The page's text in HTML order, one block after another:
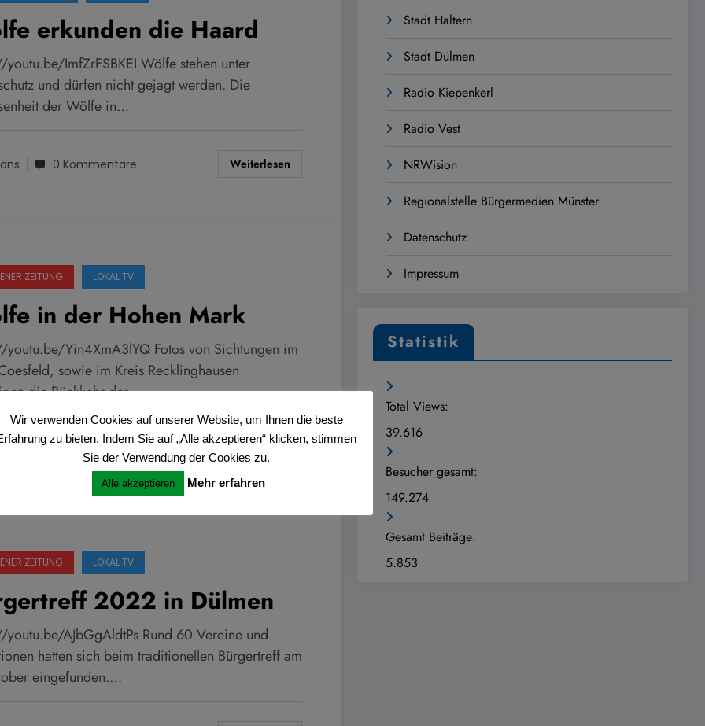
erkunden die Haard
youtu.be/ImfZrFSBKEI Wölfe stehen unter
und dürfen nicht gejagt werden. Die
der Wölfe in…
0 Kommentare Weiterlesen
ZEITUNG LOKAL TV
in der Hohen Mark
youtu.be/Yin4XmA3lYQ Fotos von Sichtungen im
sowie im Kreis Recklinghausen
die Rückkehr des…
0 Kommentare Weiterlesen
ZEITUNG LOKAL TV
2022 in Dülmen
youtu.be/AJbGgAldtPs Rund 60 Vereine und
hatten sich beim traditionellen Bürgertreff am
eingefunden.…
Stadt Haltern
Stadt Dülmen
Radio Kiepenkerl
Radio Vest
NRWision
Regionalstelle Bürgermedien Münster
Datenschutz
Impressum
Statistik
Total Views:
39.616
Besucher gesamt:
149.274
Gesamt Beiträge:
5.853
Wir verwenden Cookies auf unserer Website, um Ihnen die beste
zu bieten. Indem Sie auf „Alle akzeptieren“ klicken, stimmen
Sie der Verwendung der Cookies zu.
Alle akzeptieren Mehr erfahren